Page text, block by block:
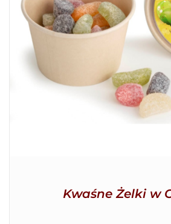
SZCZEGÓŁY
Kwaśne Żelki w